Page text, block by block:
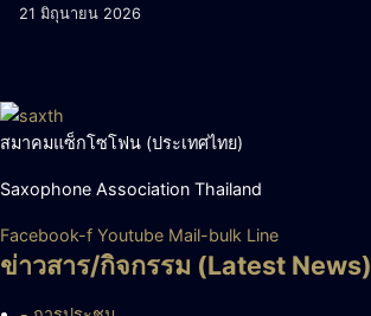
21 มิถุนายน 2026
สมาคมแซ็กโซโฟน (ประเทศไทย)
Saxophone Association Thailand
Facebook-f Youtube Mail-bulk Line
ข่าวสาร/กิจกรรม (Latest News)